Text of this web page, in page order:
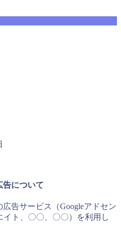
告について
告サービス（Googleアドセン
イト、〇〇、〇〇）を利用し